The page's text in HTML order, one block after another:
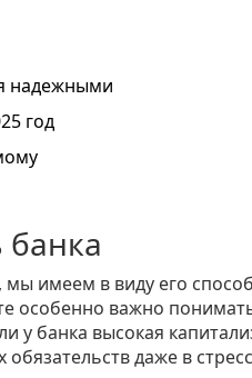
надежными
год
банка
имеем в виду его
особенно важно
у банка высокая
даже в